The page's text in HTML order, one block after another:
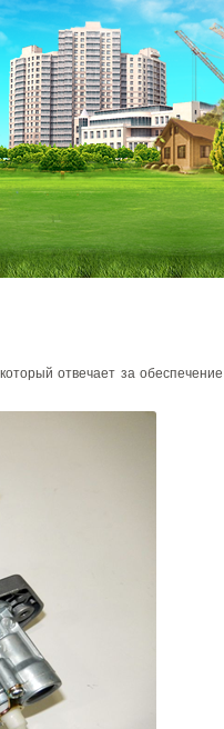
отвечает за обеспечение